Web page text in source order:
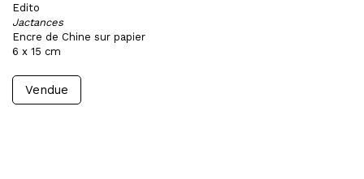
Edito
Jactances
Encre de Chine sur papier
6 x 15 cm
Vendue